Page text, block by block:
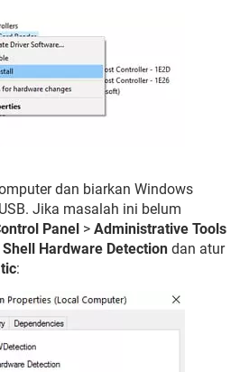
dan biarkan Windows
Jika masalah ini belum
Panel > Administrative Tools
Shell Hardware Detection dan atur
: